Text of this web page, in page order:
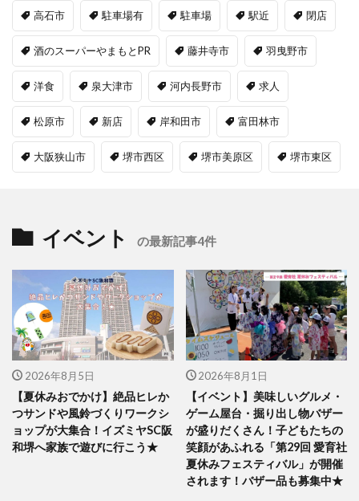
高石市 駐車場有 駐車場 駅近 閉店
酒のスーパーやまもとPR 藤井寺市 羽曳野市
洋食 泉大津市 河内長野市 求人
松原市 新店 岸和田市 富田林市
大阪狭山市 堺市西区 堺市美原区 堺市東区
イベント の最新記事4件
2026年8月5日
【夏休みおでかけ】絶品ヒレか
つサンドや風鈴づくりワークシ
ョップが大集合！イズミヤSC阪
和堺へ家族で遊びに行こう★
2026年8月1日
【イベント】美味しいグルメ・
ゲーム屋台・掘り出し物バザー
が盛りだくさん！子どもたちの
笑顔があふれる「第29回 愛育社
夏休みフェスティバル」が開催
されます！バザー品も募集中★